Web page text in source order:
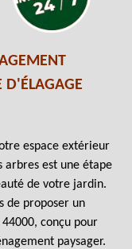
D'ÉLAGAGE
espace extérieur
arbres est une étape
de votre jardin.
de proposer un
conçu pour
paysager.